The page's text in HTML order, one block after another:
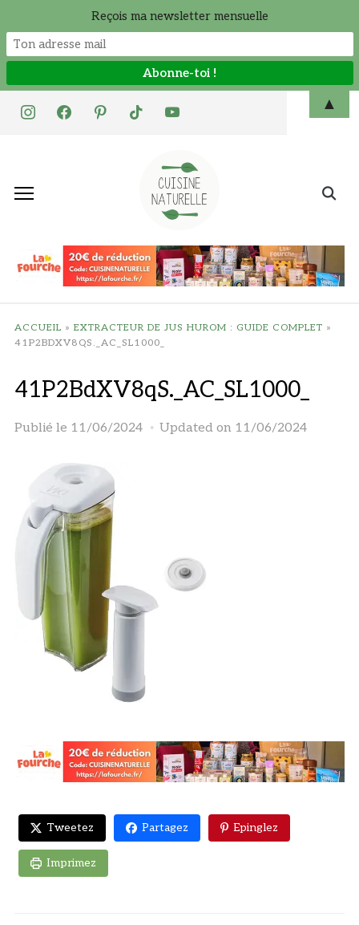
instagramfacebookpinteresttiktok youtube
Search
ACCUEIL » EXTRACTEUR DE JUS HUROM : GUIDE COMPLET »
41P2BDXV8QS._AC_SL1000_
41P2BdXV8qS._AC_SL1000_
Publié le 11/06/2024 Updated on 11/06/2024
Tweetez Partagez Epinglez
Imprimez
Reçois ma newsletter mensuelle
▲